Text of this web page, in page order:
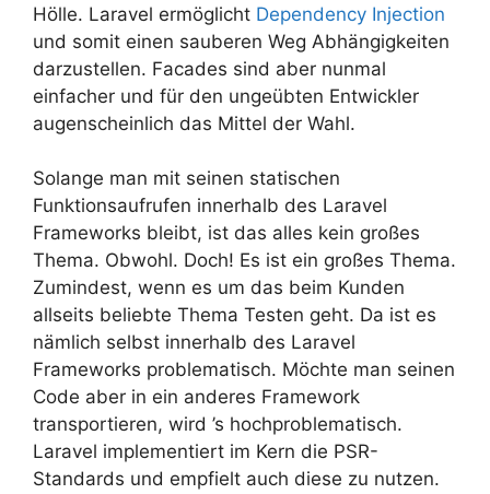
Hölle. Laravel ermöglicht Dependency Injection
und somit einen sauberen Weg Abhängigkeiten
darzustellen. Facades sind aber nunmal
einfacher und für den ungeübten Entwickler
augenscheinlich das Mittel der Wahl.
Solange man mit seinen statischen
Funktionsaufrufen innerhalb des Laravel
Frameworks bleibt, ist das alles kein großes
Thema. Obwohl. Doch! Es ist ein großes Thema.
Zumindest, wenn es um das beim Kunden
allseits beliebte Thema Testen geht. Da ist es
nämlich selbst innerhalb des Laravel
Frameworks problematisch. Möchte man seinen
Code aber in ein anderes Framework
transportieren, wird ’s hochproblematisch.
Laravel implementiert im Kern die PSR-
Standards und empfielt auch diese zu nutzen.